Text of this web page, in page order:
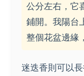
公分左右，它
鋪開。我陽台
整個花盆邊緣
迷迭香則可以